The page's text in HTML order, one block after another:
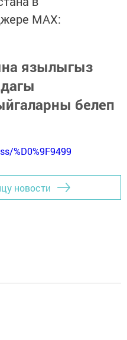
MАХ:
язылыгыз
белеп
%D0%9F9499
новости